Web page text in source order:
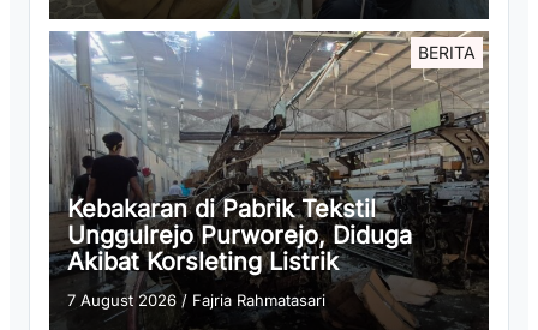
BERITA
Kebakaran di Pabrik Tekstil
Unggulrejo Purworejo, Diduga
Akibat Korsleting Listrik
7 August 2026/ Fajria Rahmatasari